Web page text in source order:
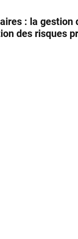
: la gestion
des risques